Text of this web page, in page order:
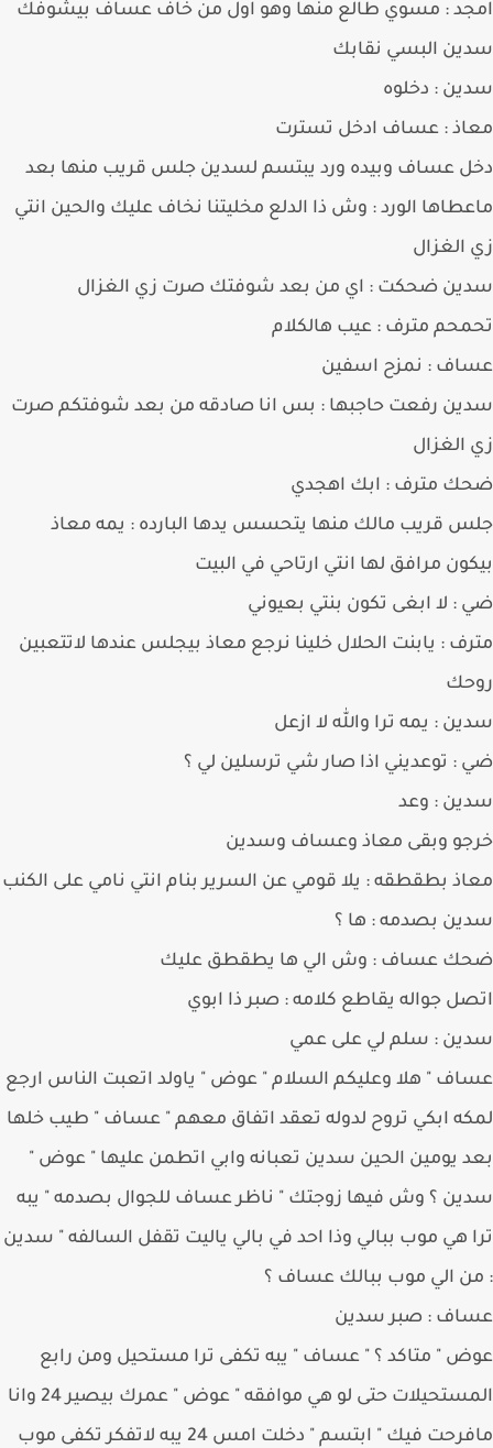
: مسوي طالع منها وهو اول من خاف عساف بيشوفك
البسي نقابك
: دخلوه
: عساف ادخل تسترت
عساف وبيده ورد يبتسم لسدين جلس قريب منها بعد
الورد : وش ذا الدلع مخليتنا نخاف عليك والحين انتي
الغزال
ضحكت : اي من بعد شوفتك صرت زي الغزال
مترف : عيب هالكلام
: نمزح اسفين
رفعت حاجبها : بس انا صادقه من بعد شوفتكم صرت
الغزال
مترف : ابك اهجدي
قريب مالك منها يتحسس يدها البارده : يمه معاذ
مرافق لها انتي ارتاحي في البيت
: لا ابغى تكون بنتي بعيوني
: يابنت الحلال خلينا نرجع معاذ بيجلس عندها لاتتعبين
: يمه ترا والله لا ازعل
: توعديني اذا صار شي ترسلين لي ؟
: وعد
وبقى معاذ وعساف وسدين
بطقطقه : يلا قومي عن السرير بنام انتي نامي على الكنب
بصدمه : ها ؟
عساف : وش الي ها يطقطق عليك
جواله يقاطع كلامه : صبر ذا ابوي
: سلم لي على عمي
" هلا وعليكم السلام " عوض " ياولد اتعبت الناس ارجع
ابكي تروح لدوله تعقد اتفاق معهم " عساف " طيب خلها
يومين الحين سدين تعبانه وابي اتطمن عليها " عوض "
؟ وش فيها زوجتك " ناظر عساف للجوال بصدمه " يبه
هي موب ببالي وذا احد في بالي ياليت تقفل السالفه " سدين
الي موب ببالك عساف ؟
: صبر سدين
" متاكد ؟ " عساف " يبه تكفى ترا مستحيل ومن رابع
المستحيلات حتى لو هي موافقه " عوض " عمرك بيصير 24 وانا
مافرحت فيك " ابتسم " دخلت امس 24 يبه لاتفكر تكفى موب